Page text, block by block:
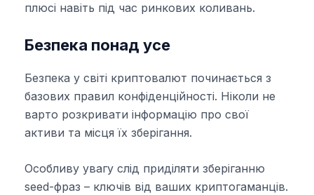
плюсі навіть під час ринкових коливань.
Безпека понад усе
Безпека у світі криптовалют починається з
базових правил конфіденційності. Ніколи не
варто розкривати інформацію про свої
активи та місця їх зберігання.
Особливу увагу слід приділяти зберіганню
seed-фраз – ключів від ваших криптогаманців.